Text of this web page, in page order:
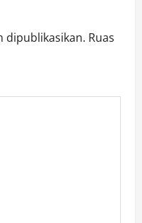
dipublikasikan. Ruas